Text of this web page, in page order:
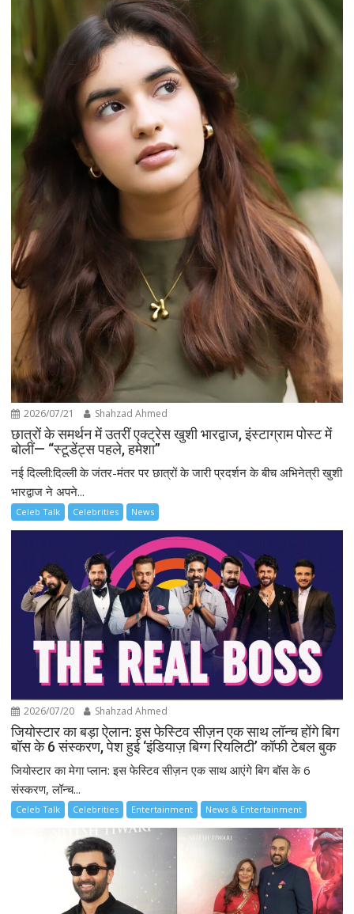
2026/07/21 Shahzad Ahmed
छात्रों के समर्थन में उतरीं एक्ट्रेस खुशी भारद्वाज, इंस्टाग्राम पोस्ट में
बोलीं— “स्टूडेंट्स पहले, हमेशा”
नई दिल्ली:दिल्ली के जंतर-मंतर पर छात्रों के जारी प्रदर्शन के बीच अभिनेत्री खुशी
भारद्वाज ने अपने...
Celeb Talk Celebrities News
2026/07/20 Shahzad Ahmed
जियोस्टार का बड़ा ऐलान: इस फेस्टिव सीज़न एक साथ लॉन्च होंगे बिग
बॉस के 6 संस्करण, पेश हुई ‘इंडियाज़ बिग्ग रियलिटी’ कॉफी टेबल बुक
जियोस्टार का मेगा प्लान: इस फेस्टिव सीज़न एक साथ आएंगे बिग बॉस के 6
संस्करण, लॉन्च...
Celeb Talk Celebrities Entertainment News & Entertainment